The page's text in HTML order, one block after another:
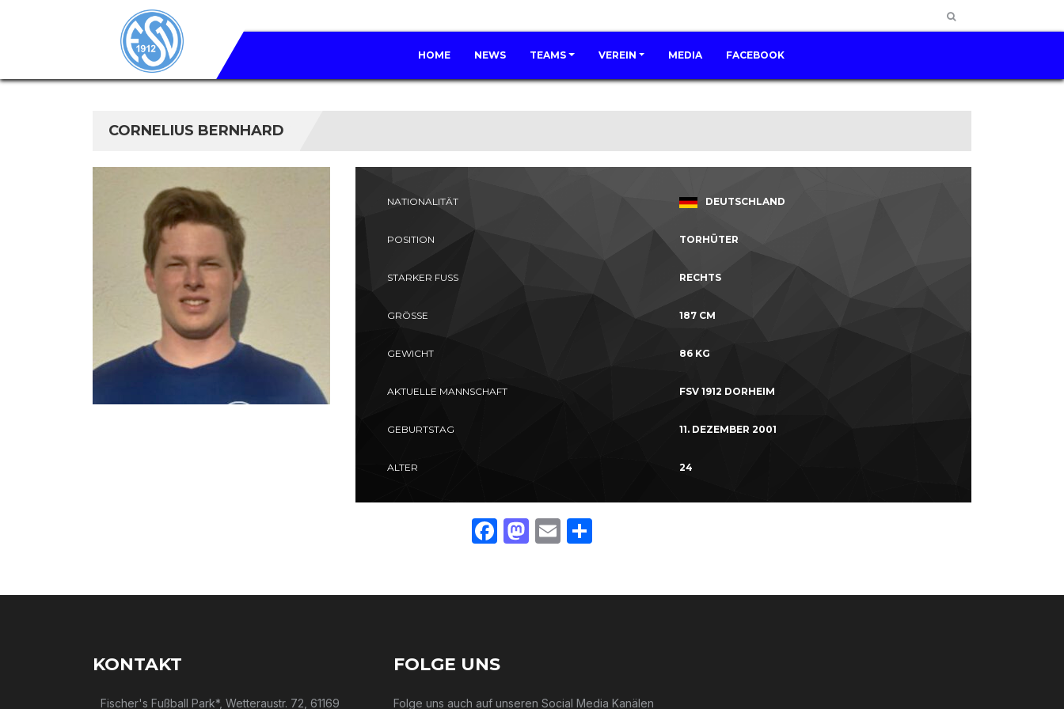
HOME NEWS TEAMS VEREIN MEDIA FACEBOOK
CORNELIUS BERNHARD
NATIONALITÄT DEUTSCHLAND
POSITION TORHÜTER
STARKER FUSS RECHTS
GRÖSSE 187 CM
GEWICHT 86 KG
AKTUELLE MANNSCHAFT FSV 1912 DORHEIM
GEBURTSTAG 11. DEZEMBER 2001
ALTER 24
FacebookMastodonEmail
KONTAKT
Fischer's Fußball Park*, Wetteraustr. 72, 61169
FOLGE UNS
Folge uns auch auf unseren Social Media Kanälen